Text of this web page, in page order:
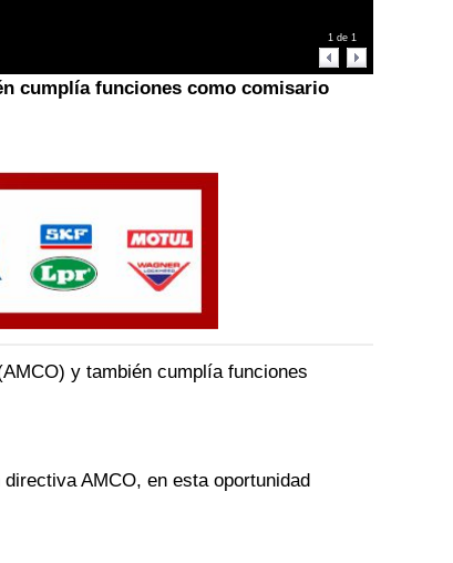
1 de 1
cumplía funciones como comisario
y también cumplía funciones
AMCO, en esta oportunidad